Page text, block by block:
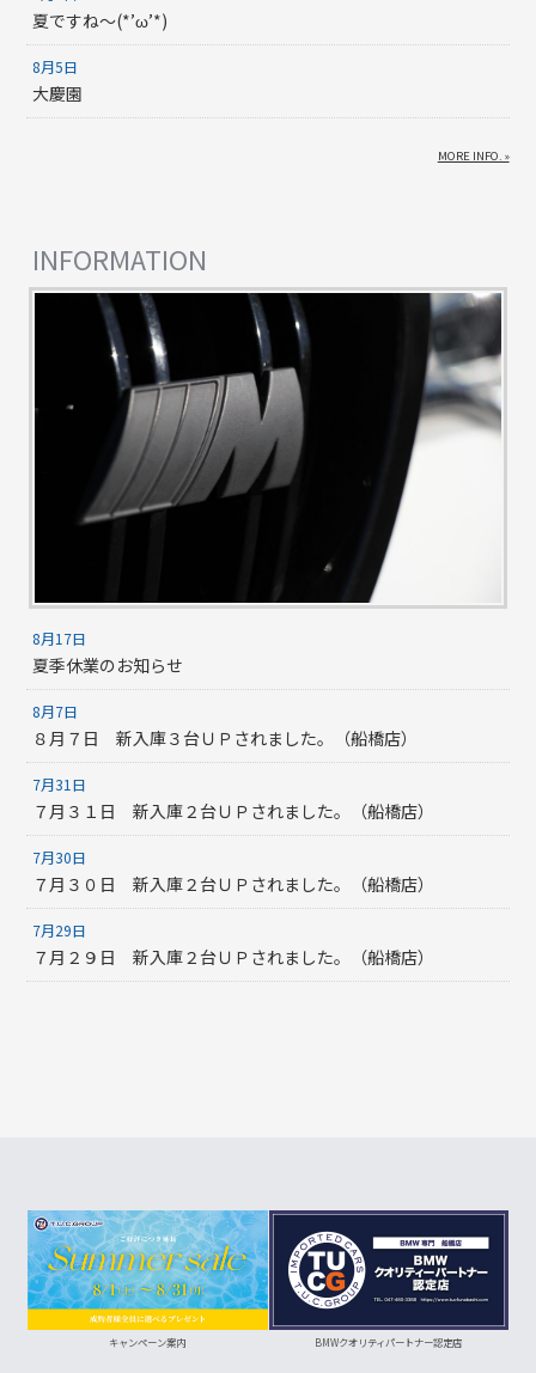
夏ですね～(*’ω’*)
8月5日
大慶園
MORE INFO. »
INFORMATION
8月17日
夏季休業のお知らせ
8月7日
８月７日 新入庫３台ＵＰされました。（船橋店）
7月31日
７月３１日 新入庫２台ＵＰされました。（船橋店）
7月30日
７月３０日 新入庫２台ＵＰされました。（船橋店）
7月29日
７月２９日 新入庫２台ＵＰされました。（船橋店）
キャンペーン案内 BMWクオリティパートナー認定店